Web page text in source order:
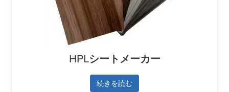
HPLシートメーカー
続きを読む